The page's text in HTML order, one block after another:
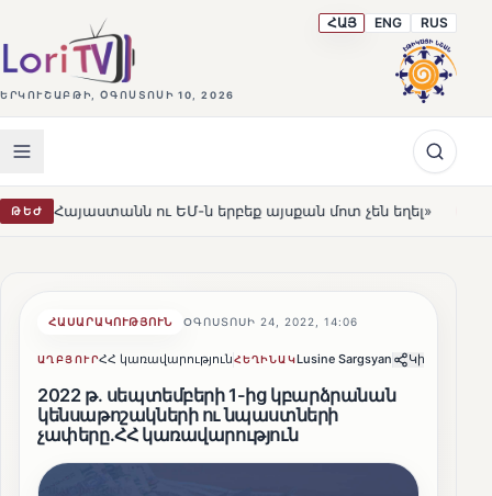
ԵՐԿՈՒՇԱԲԹԻ, ՕԳՈՍՏՈՍԻ 10, 2026
ՀԱՅ ENG RUS
ԹԵԺ
ու ԵՄ-ն երբեք այսքան մոտ չեն եղել» HOT
ՀԱՍԱՐԱԿՈՒԹՅՈՒՆ ՕԳՈՍՏՈՍԻ 24, 2022, 14:06
ԱՂԲՅՈՒՐՀՀ կառավարությունՀԵՂԻՆԱԿLusine Sargsyan Կիսվել
2022 թ. սեպտեմբերի 1-ից կբարձրանան
կենսաթոշակների ու նպաստների
չափերը.ՀՀ կառավարություն